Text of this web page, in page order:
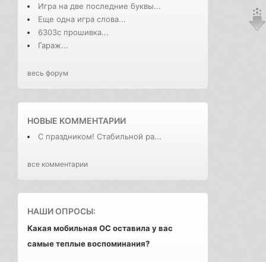
Игра на две последние буквы...
Еще одна игра слова...
6303с прошивка...
Гараж...
весь форум
НОВЫЕ КОММЕНТАРИИ
С праздником! Стабильной ра...
все комментарии
НАШИ ОПРОСЫ:
Какая мобильная ОС оставила у вас
самые теплые воспоминания?